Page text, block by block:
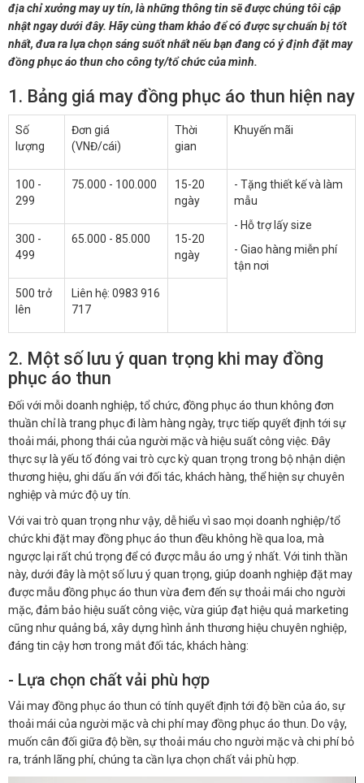
địa chỉ xưởng may uy tín, là những thông tin sẽ được chúng tôi cập
nhật ngay dưới đây. Hãy cùng tham khảo để có được sự chuẩn bị tốt
nhất, đưa ra lựa chọn sáng suốt nhất nếu bạn đang có ý định đặt may
đồng phục áo thun cho công ty/tổ chức của mình.
1. Bảng giá may đồng phục áo thun hiện nay
Số
lượng
Đơn giá
(VNĐ/cái)
Thời
gian
Khuyến mãi
100 -
299
75.000 - 100.000
15-20
ngày
- Tặng thiết kế và làm
mẫu
- Hỗ trợ lấy size
- Giao hàng miễn phí
tận nơi
300 -
499
65.000 - 85.000
15-20
ngày
500 trở
lên
Liên hệ: 0983 916
717
2. Một số lưu ý quan trọng khi may đồng
phục áo thun
Đối với mỗi doanh nghiệp, tổ chức, đồng phục áo thun không đơn
thuần chỉ là trang phục đi làm hàng ngày, trực tiếp quyết định tới sự
thoải mái, phong thái của người mặc và hiệu suất công việc. Đây
thực sự là yếu tố đóng vai trò cực kỳ quan trọng trong bộ nhận diện
thương hiệu, ghi dấu ấn với đối tác, khách hàng, thể hiện sự chuyên
nghiệp và mức độ uy tín.
Với vai trò quan trọng như vậy, dễ hiểu vì sao mọi doanh nghiệp/tổ
chức khi đặt may đồng phục áo thun đều không hề qua loa, mà
ngược lại rất chú trọng để có được mẫu áo ưng ý nhất. Với tinh thần
này, dưới đây là một số lưu ý quan trọng, giúp doanh nghiệp đặt may
được mẫu đồng phục áo thun vừa đem đến sự thoải mái cho người
mặc, đảm bảo hiệu suất công việc, vừa giúp đạt hiệu quả marketing
cũng như quảng bá, xây dựng hình ảnh thương hiệu chuyên nghiệp,
đáng tin cậy hơn trong mắt đối tác, khách hàng:
- Lựa chọn chất vải phù hợp
Vải may đồng phục áo thun có tính quyết định tới độ bền của áo, sự
thoải mái của người mặc và chi phí may đồng phục áo thun. Do vậy,
muốn cân đối giữa độ bền, sự thoải máu cho người mặc và chi phí bỏ
ra, tránh lãng phí, chúng ta cần lựa chọn chất vải phù hợp.